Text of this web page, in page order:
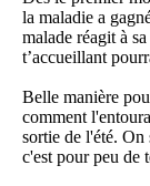
la maladie a
malade réagit à
t’accueillant
Belle manière
comment
sortie de l'été. On
c'est pour peu de